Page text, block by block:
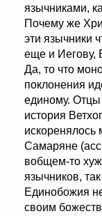
язычниками,
Почему же
эти язычники
еще и Иегову,
Да, то что
поклонения
единому.
история
Самаряне
вобщем-то
язычников,
Единобожия
своим